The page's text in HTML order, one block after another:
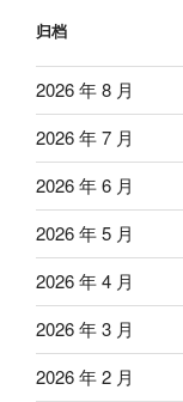
归档
2026 年 8 月
2026 年 7 月
2026 年 6 月
2026 年 5 月
2026 年 4 月
2026 年 3 月
2026 年 2 月